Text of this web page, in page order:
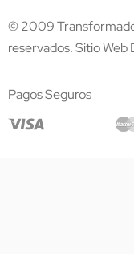
© 2009
reservados. Sitio Web
Pagos Seguros